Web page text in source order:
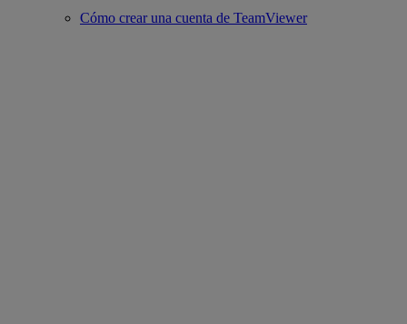
Cómo crear una cuenta de TeamViewer